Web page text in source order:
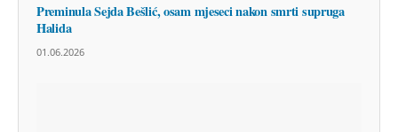
Preminula Sejda Bešlić, osam mjeseci nakon smrti supruga
Halida
01.06.2026